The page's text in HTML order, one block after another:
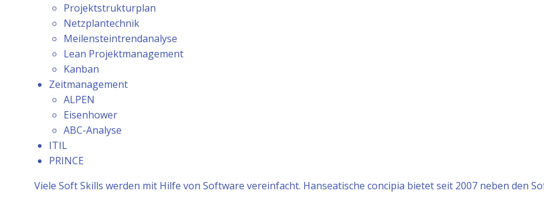
Projektstrukturplan
Netzplantechnik
Meilensteintrendanalyse
Lean Projektmanagement
Kanban
Zeitmanagement
ALPEN
Eisenhower
ABC-Analyse
ITIL
PRINCE
Viele Soft Skills werden mit Hilfe von Software vereinfacht. Hanseatische concipia bietet seit 2007 neben den